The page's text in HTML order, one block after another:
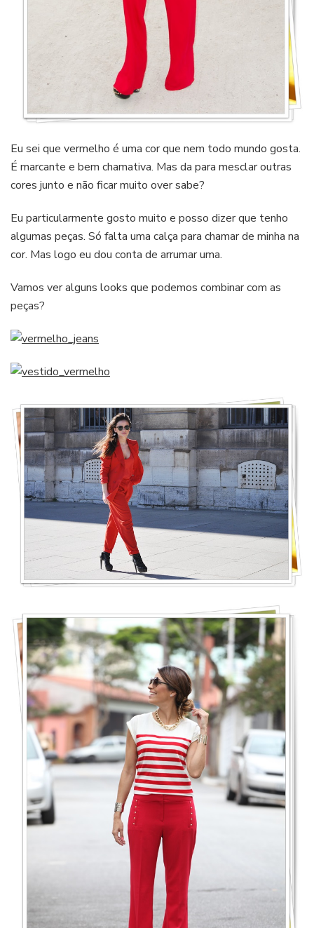
Eu sei que vermelho é uma cor que nem todo mundo gosta.
É marcante e bem chamativa. Mas da para mesclar outras
cores junto e não ficar muito over sabe?
Eu particularmente gosto muito e posso dizer que tenho
algumas peças. Só falta uma calça para chamar de minha na
cor. Mas logo eu dou conta de arrumar uma.
Vamos ver alguns looks que podemos combinar com as
peças?